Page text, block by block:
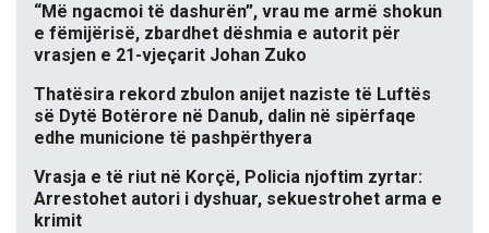
“Më ngacmoi të dashurën”, vrau me armë shokun
e fëmijërisë, zbardhet dëshmia e autorit për
vrasjen e 21-vjeçarit Johan Zuko
Thatësira rekord zbulon anijet naziste të Luftës
së Dytë Botërore në Danub, dalin në sipërfaqe
edhe municione të pashpërthyera
Vrasja e të riut në Korçë, Policia njoftim zyrtar:
Arrestohet autori i dyshuar, sekuestrohet arma e
krimit